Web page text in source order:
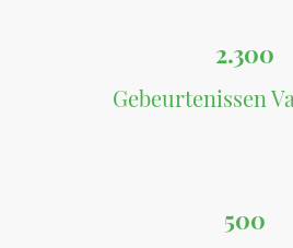
2.300
Gebeurtenissen
500